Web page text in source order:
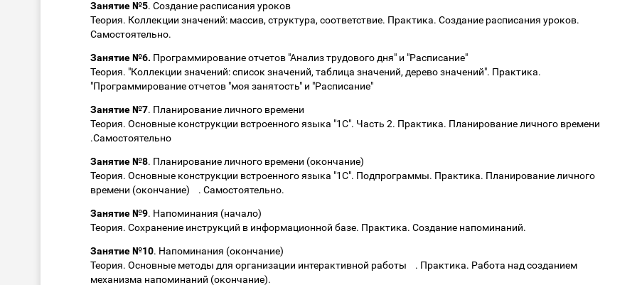
Занятие №5. Создание расписания уроков
Теория. Коллекции значений: массив, структура, соответствие. Практика. Создание расписания уроков.
Самостоятельно.
Занятие №6. Программирование отчетов "Анализ трудового дня" и "Расписание"
Теория. "Коллекции значений: список значений, таблица значений, дерево значений". Практика.
"Программирование отчетов "моя занятость" и "Расписание"
Занятие №7. Планирование личного времени
Теория. Основные конструкции встроенного языка "1С". Часть 2. Практика. Планирование личного времени
.Самостоятельно
Занятие №8. Планирование личного времени (окончание)
Теория. Основные конструкции встроенного языка "1С". Подпрограммы. Практика. Планирование личного
времени (окончание) . Самостоятельно.
Занятие №9. Напоминания (начало)
Теория. Сохранение инструкций в информационной базе. Практика. Создание напоминаний.
Занятие №10. Напоминания (окончание)
Теория. Основные методы для организации интерактивной работы . Практика. Работа над созданием
механизма напоминаний (окончание).